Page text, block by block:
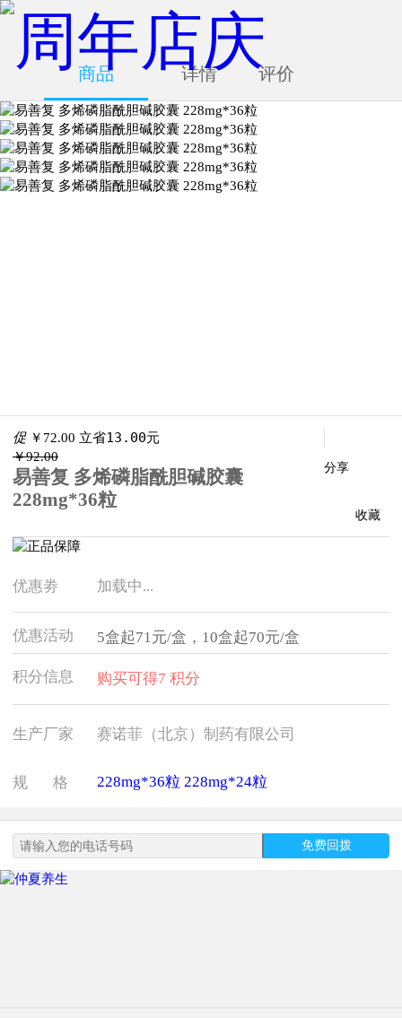
商品 详情 评价
促 ￥ 72.00 立省13.00元
￥92.00
易善复 多烯磷脂酰胆碱胶囊
228mg*36粒
分享
收藏
优惠劵 加载中...
优惠活动 5盒起71元/盒，10盒起70元/盒
积分信息 购买可得7 积分
生产厂家 赛诺菲（北京）制药有限公司
规 格 228mg*36粒 228mg*24粒
免费回拨